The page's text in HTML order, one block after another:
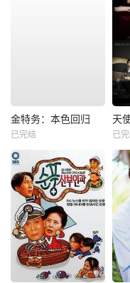
金特务：本色回归
已完结
天
已